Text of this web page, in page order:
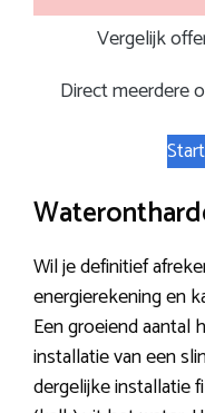
Vergelijk
Direct meerdere
Wil je definitief
energierekening en
Een groeiend aantal
installatie van een
dergelijke installatie